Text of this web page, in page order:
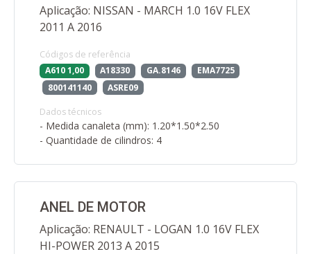
Aplicação: NISSAN - MARCH 1.0 16V FLEX
2011 A 2016
Códigos de referência
A610 1,00
A18330 GA.8146
EMA7725
800141140
ASRE09
Dados técnicos
- Medida canaleta (mm): 1.20*1.50*2.50
- Quantidade de cilindros: 4
ANEL DE MOTOR
Aplicação: RENAULT - LOGAN 1.0 16V FLEX
HI-POWER 2013 A 2015